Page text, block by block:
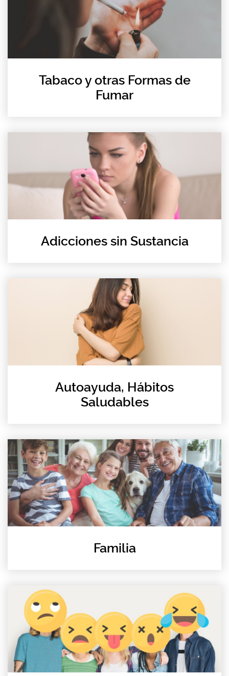
Tabaco y otras Formas de
Fumar
Adicciones sin Sustancia
Autoayuda, Hábitos
Saludables
Familia